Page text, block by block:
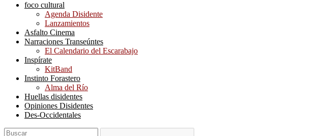
foco cultural
Agenda Disidente
Lanzamientos
Asfalto Cinema
Narraciones Transeúntes
El Calendario del Escarabajo
Inspírate
KitBand
Instinto Forastero
Alma del Río
Huellas disidentes
Opiniones Disidentes
Des-Occidentales